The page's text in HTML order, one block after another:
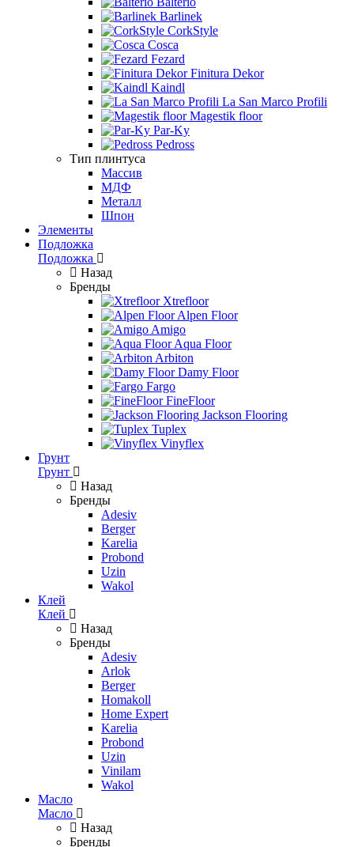
Barlinek
CorkStyle
Cosca
Fezard
Finitura Dekor
Kaindl
La San Marco Profili
Magestik floor
Par-Ky
Pedross
Тип плинтуса
Массив
МДФ
Металл
Шпон
Элементы
Подложка
Подложка
Назад
Бренды
Xtrefloor
Alpen Floor
Amigo
Aqua Floor
Arbiton
Damy Floor
Fargo
FineFloor
Jackson Flooring
Tuplex
Vinyflex
Грунт
Грунт
Назад
Бренды
Adesiv
Berger
Karelia
Probond
Uzin
Wakol
Клей
Клей
Назад
Бренды
Adesiv
Arlok
Berger
Homakoll
Home Expert
Karelia
Probond
Uzin
Vinilam
Wakol
Масло
Масло
Назад
Бренды